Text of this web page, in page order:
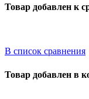
Товар добавлен к
В список сравнения
Товар добавлен в